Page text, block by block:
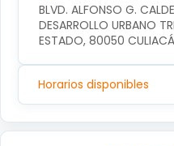
BLVD. ALFONSO G.
DESARROLLO URBANO
ESTADO, 80050
Horarios disponibles